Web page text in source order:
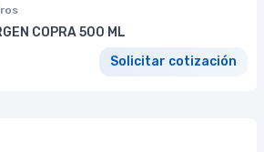
COPRA 500 ML
Solicitar cotización